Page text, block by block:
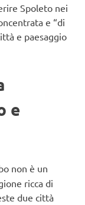
Spoleto nei
e “di
e paesaggio
e
non è un
ricca di
due città